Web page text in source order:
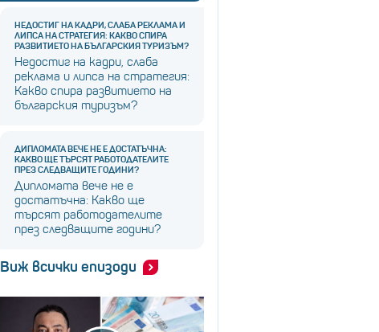
НЕДОСТИГ НА КАДРИ, СЛАБА РЕКЛАМА И
ЛИПСА НА СТРАТЕГИЯ: КАКВО СПИРА
РАЗВИТИЕТО НА БЪЛГАРСКИЯ ТУРИЗЪМ?
Недостиг на кадри, слаба
реклама и липса на стратегия:
Какво спира развитието на
българския туризъм?
ДИПЛОМАТА ВЕЧЕ НЕ Е ДОСТАТЪЧНА:
КАКВО ЩЕ ТЪРСЯТ РАБОТОДАТЕЛИТЕ
ПРЕЗ СЛЕДВАЩИТЕ ГОДИНИ?
Дипломата вече не е
достатъчна: Какво ще
търсят работодателите
през следващите години?
Виж всички епизоди